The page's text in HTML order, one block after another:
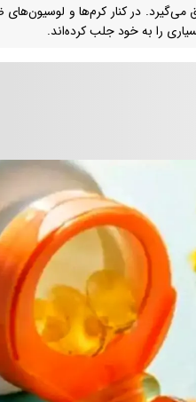
می‌گیرد. در کنار کرم‌ها و
را به خود جلب کرده‌اند.